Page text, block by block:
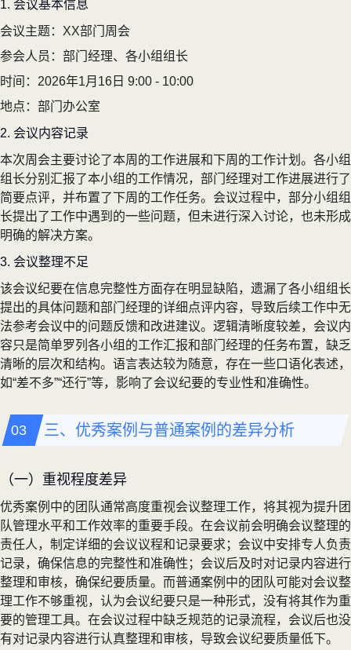
1. 会议基本信息
会议主题：XX部门周会
参会人员：部门经理、各小组组长
时间：2026年1月16日 9:00 - 10:00
地点：部门办公室
2. 会议内容记录
本次周会主要讨论了本周的工作进展和下周的工作计划。各小组
组长分别汇报了本小组的工作情况，部门经理对工作进展进行了
简要点评，并布置了下周的工作任务。会议过程中，部分小组组
长提出了工作中遇到的一些问题，但未进行深入讨论，也未形成
明确的解决方案。
3. 会议整理不足
该会议纪要在信息完整性方面存在明显缺陷，遗漏了各小组组长
提出的具体问题和部门经理的详细点评内容，导致后续工作中无
法参考会议中的问题反馈和改进建议。逻辑清晰度较差，会议内
容只是简单罗列各小组的工作汇报和部门经理的任务布置，缺乏
清晰的层次和结构。语言表达较为随意，存在一些口语化表述，
如“差不多”“还行”等，影响了会议纪要的专业性和准确性。
三、优秀案例与普通案例的差异分析
（一）重视程度差异
优秀案例中的团队通常高度重视会议整理工作，将其视为提升团
队管理水平和工作效率的重要手段。在会议前会明确会议整理的
责任人，制定详细的会议议程和记录要求；会议中安排专人负责
记录，确保信息的完整性和准确性；会议后及时对记录内容进行
整理和审核，确保纪要质量。而普通案例中的团队可能对会议整
理工作不够重视，认为会议纪要只是一种形式，没有将其作为重
要的管理工具。在会议过程中缺乏规范的记录流程，会议后也没
有对记录内容进行认真整理和审核，导致会议纪要质量低下。